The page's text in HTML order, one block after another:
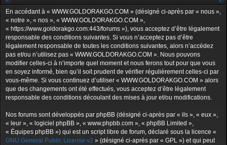
h
e
r
c
e
r
En accédant à « WWW.GOLDORAKGO.COM » (désigné ci-après par « nous »,
« notre », « nos », « WWW.GOLDORAKGO.COM »,
« https://www.goldorakgo.com:443/forums »), vous acceptez d’être légalement
responsable des conditions suivantes. Si vous n’acceptez pas d’être
légalement responsable de toutes les conditions suivantes, alors n’accédez
pas et/ou n’utilisez pas « WWW.GOLDORAKGO.COM ». Nous pouvons
modifier celles-ci à n’importe quel moment et nous ferons tout pour que vous
en soyez informé, bien qu’il soit prudent de vérifier régulièrement celles-ci par
vous-même. Si vous continuez d’utiliser « WWW.GOLDORAKGO.COM » alors
que des changements ont été effectués, vous acceptez d’être légalement
responsable des conditions découlant des mises à jour et/ou modifications.
Nos forums sont développés par phpBB (désigné ci-après par « ils », « eux »,
« leur », « logiciel phpBB », « www.phpbb.com », « phpBB Limited »,
« Équipes phpBB ») qui est un script libre de forum, déclaré sous la licence «
GNU General Public License v2 » (désigné ci-après par « GPL ») et qui peut